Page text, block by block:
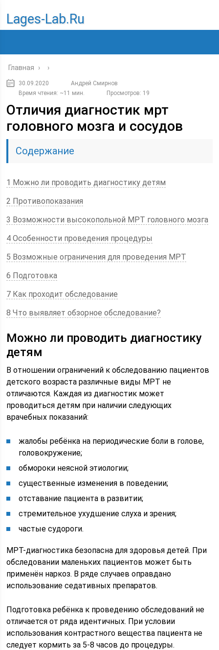
Lages-Lab.ru
Главная › ›
30.09.2020
Андрей Смирнов
Время чтения: ~11 мин.
Просмотров: 19
Отличия диагностик мрт
головного мозга и сосудов
Содержание
1 Можно ли проводить диагностику детям
2 Противопоказания
3 Возможности высокопольной МРТ головного мозга
4 Особенности проведения процедуры
5 Возможные ограничения для проведения МРТ
6 Подготовка
7 Как проходит обследование
8 Что выявляет обзорное обследование?
Можно ли проводить диагностику
детям
В отношении ограничений к обследованию пациентов
детского возраста различные виды МРТ не
отличаются. Каждая из диагностик может
проводиться детям при наличии следующих
врачебных показаний:
жалобы ребёнка на периодические боли в голове,
головокружение;
обмороки неясной этиологии;
существенные изменения в поведении;
отставание пациента в развитии;
стремительное ухудшение слуха и зрения;
частые судороги.
МРТ-диагностика безопасна для здоровья детей. При
обследовании маленьких пациентов может быть
применён наркоз. В ряде случаев оправдано
использование седативных препаратов.
Подготовка ребёнка к проведению обследований не
отличается от ряда идентичных. При условии
использования контрастного вещества пациента не
следует кормить за 5-8 часов до процедуры.